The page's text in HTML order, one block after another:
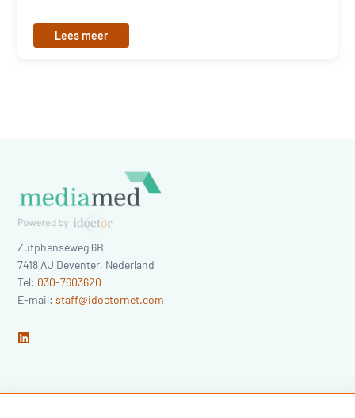
Lees meer
Zutphenseweg 6B
7418 AJ Deventer, Nederland
Tel: 030-7603620
E-mail:staff@idoctornet.com